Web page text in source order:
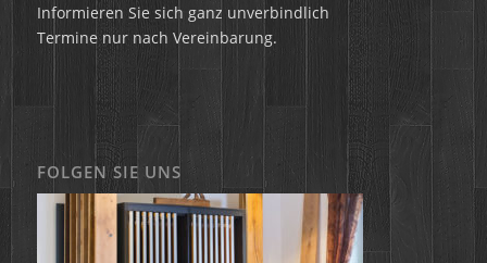
Informieren Sie sich ganz unverbindlich
Termine nur nach Vereinbarung.
FOLGEN SIE UNS